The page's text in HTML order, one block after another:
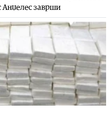
Анџелес заврши